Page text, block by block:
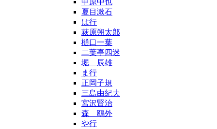
中原中也
夏目漱石
は行
萩原朔太郎
樋口一葉
二葉亭四迷
堀 辰雄
ま行
正岡子規
三島由紀夫
宮沢賢治
森 鴎外
や行